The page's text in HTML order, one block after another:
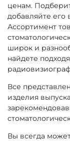
ценам.
добавляйте его
Ассортимент
широк и
найдете
Все
изделия
Вы всегда